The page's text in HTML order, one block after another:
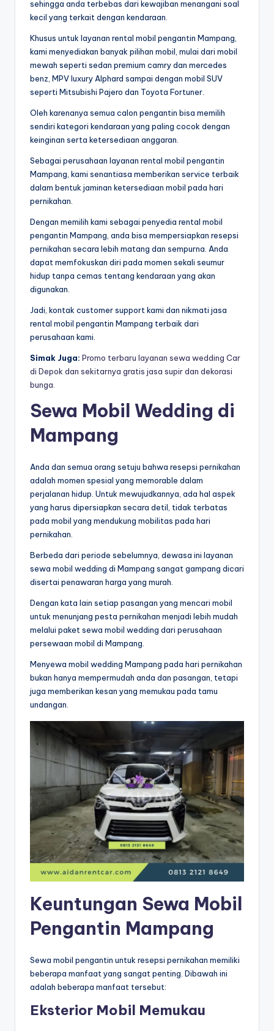
sehingga anda terbebas dari kewajiban menangani soal
kecil yang terkait dengan kendaraan.
Khusus untuk layanan rental mobil pengantin Mampang,
kami menyediakan banyak pilihan mobil, mulai dari mobil
mewah seperti sedan premium camry dan mercedes
benz, MPV luxury Alphard sampai dengan mobil SUV
seperti Mitsubishi Pajero dan Toyota Fortuner.
Oleh karenanya semua calon pengantin bisa memilih
sendiri kategori kendaraan yang paling cocok dengan
keinginan serta ketersediaan anggaran.
Sebagai perusahaan layanan rental mobil pengantin
Mampang, kami senantiasa memberikan service terbaik
dalam bentuk jaminan ketersediaan mobil pada hari
pernikahan.
Dengan memilih kami sebagai penyedia rental mobil
pengantin Mampang, anda bisa mempersiapkan resepsi
pernikahan secara lebih matang dan sempurna. Anda
dapat memfokuskan diri pada momen sekali seumur
hidup tanpa cemas tentang kendaraan yang akan
digunakan.
Jadi, kontak customer support kami dan nikmati jasa
rental mobil pengantin Mampang terbaik dari
perusahaan kami.
Simak Juga: Promo terbaru layanan sewa wedding Car
di Depok dan sekitarnya gratis jasa supir dan dekorasi
bunga.
Sewa Mobil Wedding di
Mampang
Anda dan semua orang setuju bahwa resepsi pernikahan
adalah momen spesial yang memorable dalam
perjalanan hidup. Untuk mewujudkannya, ada hal aspek
yang harus dipersiapkan secara detil, tidak terbatas
pada mobil yang mendukung mobilitas pada hari
pernikahan.
Berbeda dari periode sebelumnya, dewasa ini layanan
sewa mobil wedding di Mampang sangat gampang dicari
disertai penawaran harga yang murah.
Dengan kata lain setiap pasangan yang mencari mobil
untuk menunjang pesta pernikahan menjadi lebih mudah
melalui paket sewa mobil wedding dari perusahaan
persewaan mobil di Mampang.
Menyewa mobil wedding Mampang pada hari pernikahan
bukan hanya mempermudah anda dan pasangan, tetapi
juga memberikan kesan yang memukau pada tamu
undangan.
Keuntungan Sewa Mobil
Pengantin Mampang
Sewa mobil pengantin untuk resepsi pernikahan memiliki
beberapa manfaat yang sangat penting. Dibawah ini
adalah beberapa manfaat tersebut:
Eksterior Mobil Memukau